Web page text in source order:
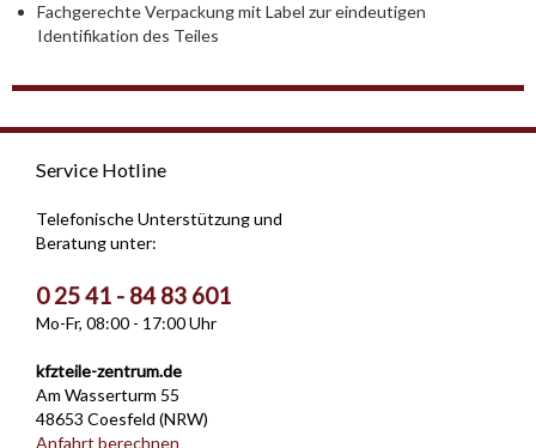
Fachgerechte Verpackung mit Label zur eindeutigen
Identifikation des Teiles
Service Hotline
Telefonische Unterstützung und
Beratung unter:
0 25 41 - 84 83 601
Mo-Fr, 08:00 - 17:00 Uhr
kfzteile-zentrum.de
Am Wasserturm 55
48653 Coesfeld (NRW)
Anfahrt berechnen